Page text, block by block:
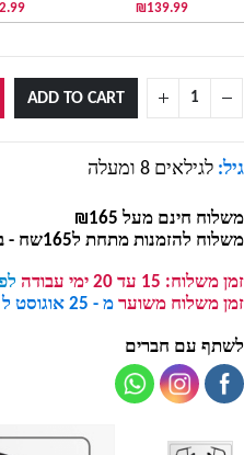
₪ 139.99
ADD TO CART
גיל: לגילאים 8 ומעלה
משלוח חינם מעל ₪165
משלוח להזמנות מתחת ל165שח - בעלות של 17שח
זמן משלוח:
זמן משלוח משוער מ - 25 אוגוסט ל - 04 ספטמבר
לשתף עם חברים